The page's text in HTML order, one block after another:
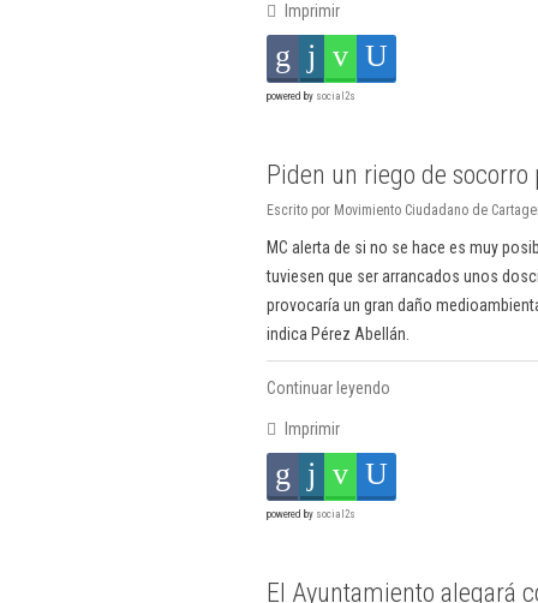
Imprimir
powered by social2s
Piden un riego de socorro
Escrito por Movimiento Ciudadano de
MC alerta de si no se hace es muy
tuviesen que ser arrancados unos
provocaría un gran daño
indica Pérez Abellán.
Continuar leyendo
Imprimir
powered by social2s
El Ayuntamiento alegará